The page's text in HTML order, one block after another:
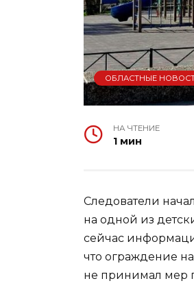
ОБЛАСТНЫЕ
НА ЧТЕНИЕ
1 мин
Следователи
на одной из
сейчас
что ограждение
не принимал мер